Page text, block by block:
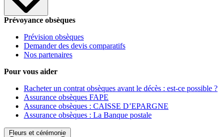
Prévoyance obsèques
Prévision obsèques
Demander des devis comparatifs
Nos partenaires
Pour vous aider
Racheter un contrat obsèques avant le décès : est-ce possible ?
Assurance obsèques FAPE
Assurance obsèques : CAISSE D’EPARGNE
Assurance obsèques : La Banque postale
Fleurs et cérémonie